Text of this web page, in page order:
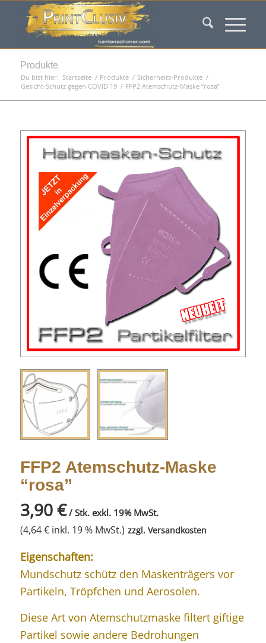
Produkte
Du bist hier: Startseite / Produkte / Sicherheits-Produkte /
Gesicht-Schutz gegen COVID 19 / FFP2 Atemschutz-Maske “rosa”
FFP2 Atemschutz-Maske
“rosa”
3,90€/ Stk. exkl. 19% MwSt.
(4,64€inkl. 19 % MwSt.) zzgl. Versandkosten
Eigenschaften:
Mundschutz schütz den Maskenträgers vor
Partikeln, Tröpfchen und Aerosolen.
Diese Art von Atemschutzmaske filtert giftige
Partikel sowie andere Bedrohungen